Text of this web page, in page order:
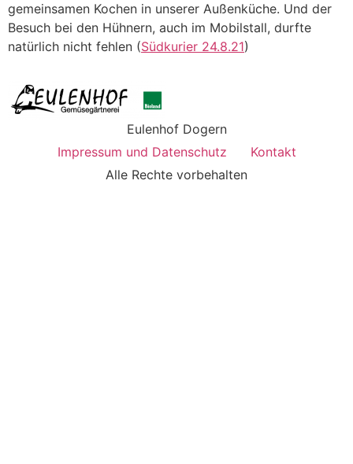
gemeinsamen Kochen in unserer Außenküche. Und der
Besuch bei den Hühnern, auch im Mobilstall, durfte
natürlich nicht fehlen (Südkurier 24.8.21)
Eulenhof Dogern
Impressum und Datenschutz
Kontakt
Alle Rechte vorbehalten